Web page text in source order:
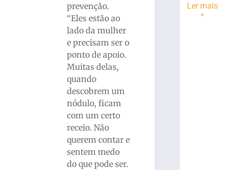
prevenção.
“Eles estão ao
lado da mulher
e precisam ser o
ponto de apoio.
Muitas delas,
quando
descobrem um
nódulo, ficam
com um certo
receio. Não
querem contar e
sentem medo
do que pode ser.
Ler mais
»